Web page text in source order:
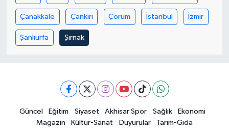
Çanakkale Çankırı Çorum İstanbul İzmir
Şanlıurfa Şırnak
Güncel Eğitim Siyaset Akhisar Spor Sağlık
Ekonomi
Magazin
Kültür-Sanat Duyurular Tarım-Gıda